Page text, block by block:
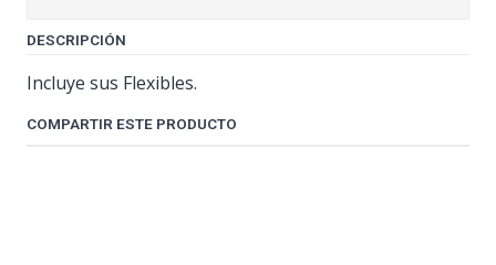
DESCRIPCIÓN
Incluye sus Flexibles.
COMPARTIR ESTE PRODUCTO